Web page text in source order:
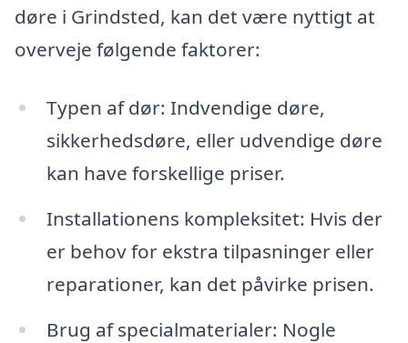
døre i Grindsted, kan det være nyttigt at
overveje følgende faktorer:
Typen af dør: Indvendige døre,
sikkerhedsdøre, eller udvendige døre
kan have forskellige priser.
Installationens kompleksitet: Hvis der
er behov for ekstra tilpasninger eller
reparationer, kan det påvirke prisen.
Brug af specialmaterialer: Nogle